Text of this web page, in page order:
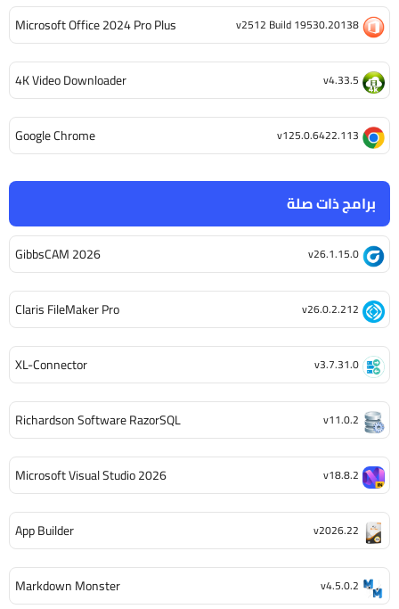
برامج ذات صلة
GibbsCAM 2026 v26.1.15.0
Claris FileMaker Pro v26.0.2.212
XL-Connector v3.7.31.0
Richardson Software RazorSQL v11.0.2
Microsoft Visual Studio 2026 v18.8.2
App Builder v2026.22
Markdown Monster v4.5.0.2
Microsoft Office 2024 Pro Plus v2512 Build 19530.20138
4K Video Downloader v4.33.5
Google Chrome v125.0.6422.113